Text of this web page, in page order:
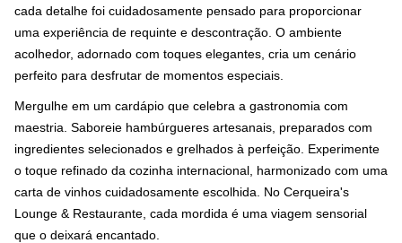
cada detalhe foi cuidadosamente pensado para proporcionar
uma experiência de requinte e descontração. O ambiente
acolhedor, adornado com toques elegantes, cria um cenário
perfeito para desfrutar de momentos especiais.
Mergulhe em um cardápio que celebra a gastronomia com
maestria. Saboreie hambúrgueres artesanais, preparados com
ingredientes selecionados e grelhados à perfeição. Experimente
o toque refinado da cozinha internacional, harmonizado com uma
carta de vinhos cuidadosamente escolhida. No Cerqueira's
Lounge & Restaurante, cada mordida é uma viagem sensorial
que o deixará encantado.